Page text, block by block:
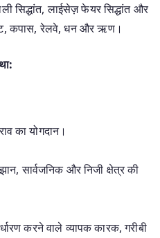
सिद्धांत, लाईसेज़ फेयर सिद्धांत और
कपास, रेलवे, धन और ऋण।
का योगदान।
सार्वजनिक और निजी क्षेत्र की
करने वाले व्यापक कारक, गरीबी